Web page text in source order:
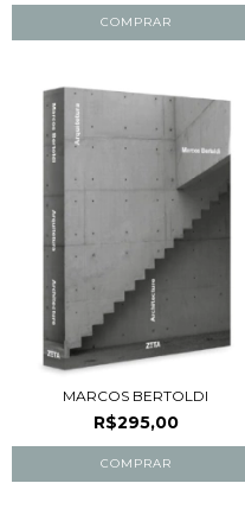
MARCOS BERTOLDI
R$295,00